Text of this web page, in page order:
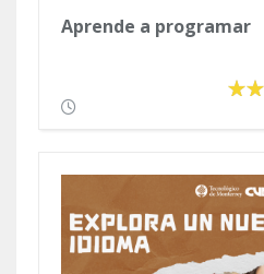
Aprende a programar